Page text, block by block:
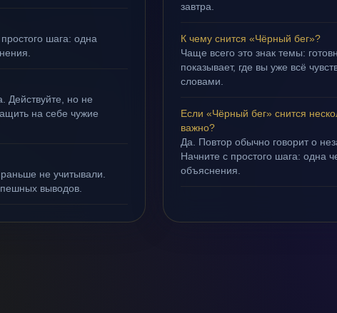
шага: одна
Действуйте, но не
на себе чужие
не учитывали.
выводов.
завтра.
К чему снится «Чёрный бег»?
Чаще всего это знак темы:
показывает, где вы уже всё
словами.
Если «Чёрный бег» снится
важно?
Да. Повтор обычно говорит о
Начните с простого шага: одна
объяснения.